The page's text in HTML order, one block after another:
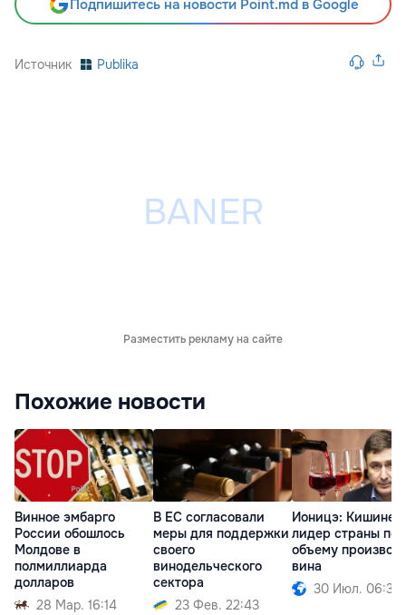
Подпишитесь на новости Point.md в Google
Источник Publika
Разместить рекламу на сайте
Похожие новости
Винное эмбарго
России обошлось
Молдове в
полмиллиарда
долларов
28 Мар. 16:14
В ЕС согласовали
меры для поддержки
своего
винодельческого
сектора
23 Фев. 22:43
Ионицэ: Кишинев
лидер страны по
объему
вина
30 Июл. 06:39